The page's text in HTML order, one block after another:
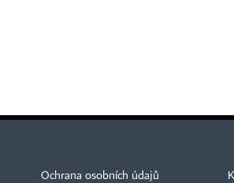
Ochrana osobních údajů